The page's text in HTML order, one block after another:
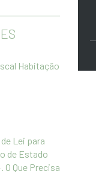
Habitação
Lei para
de Estado
O Que Precisa